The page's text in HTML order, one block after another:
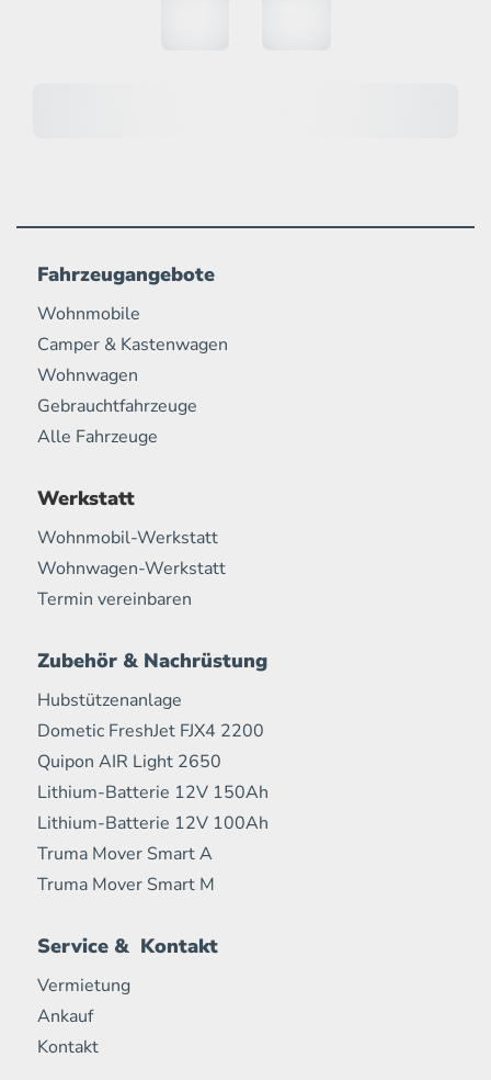
Fahrzeugangebote
Wohnmobile
Camper & Kastenwagen
Wohnwagen
Gebrauchtfahrzeuge
Alle Fahrzeuge
Werkstatt
Wohnmobil-Werkstatt
Wohnwagen-Werkstatt
Termin vereinbaren
Zubehör & Nachrüstung
Hubstützenanlage
Dometic FreshJet FJX4 2200
Quipon AIR Light 2650
Lithium-Batterie 12V 150Ah
Lithium-Batterie 12V 100Ah
Truma Mover Smart A
Truma Mover Smart M
Service & Kontakt
Vermietung
Ankauf
Kontakt